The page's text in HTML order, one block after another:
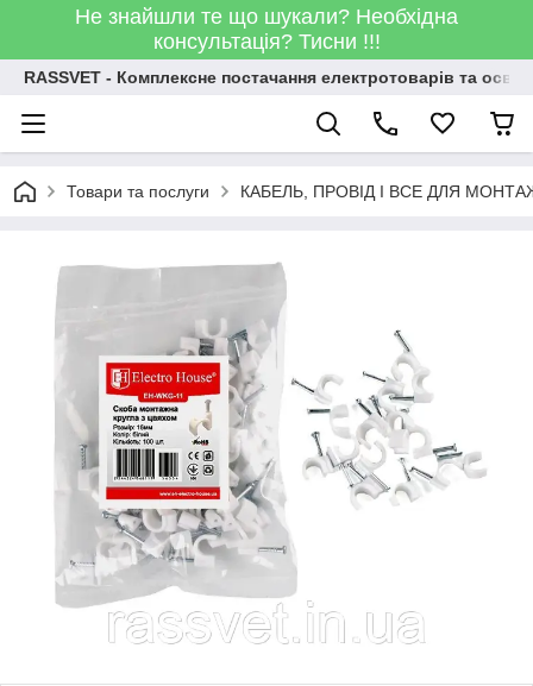
Не знайшли те що шукали? Необхідна
консультація? Тисни !!!
RASSVET - Комплексне постачання електротоварів та
Товари та послуги КАБЕЛЬ, ПРОВІД І ВСЕ ДЛЯ